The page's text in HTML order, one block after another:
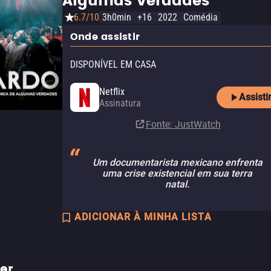
6.7/10 3h0min +16 2022 Comédia
Onde assistir
DISPONÍVEL EM CASA
Netflix
Assinatura
Assistir
Fonte: JustWatch
Um documentarista mexicano enfrenta
uma crise existencial em sua terra
natal.
ADICIONAR À MINHA LISTA